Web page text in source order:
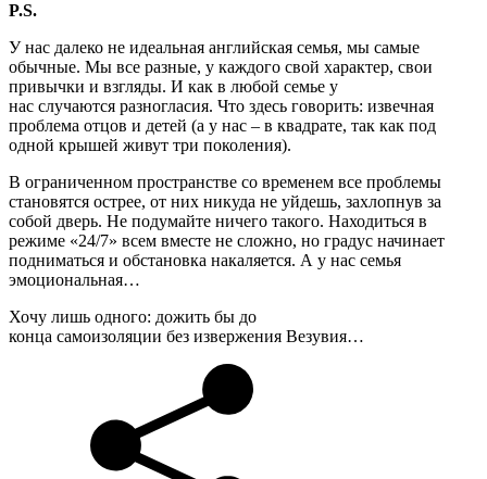
P.S.
У нас далеко не идеальная английская семья, мы самые
обычные. Мы все разные, у каждого свой характер, свои
привычки и взгляды. И как в любой семье у
нас случаются разногласия. Что здесь говорить: извечная
проблема отцов и детей (а у нас – в квадрате, так как под
одной крышей живут три поколения).
В ограниченном пространстве со временем все проблемы
становятся острее, от них никуда не уйдешь, захлопнув за
собой дверь. Не подумайте ничего такого. Находиться в
режиме «24/7» всем вместе не сложно, но градус начинает
подниматься и обстановка накаляется. А у нас семья
эмоциональная…
Хочу лишь одного: дожить бы до
конца самоизоляции без извержения Везувия…